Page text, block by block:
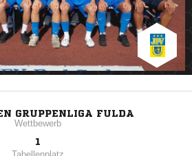
GRUPPENLIGA FULDA
Wettbewerb
1